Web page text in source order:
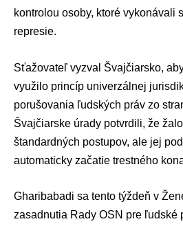
kontrolou osoby, ktoré vykonávali
represie.
Sťažovateľ vyzval Švajčiarsko,
využilo princíp univerzálnej
porušovania ľudských práv zo
Švajčiarske úrady potvrdili, že
štandardných postupov, ale jej
automaticky začatie trestného
Gharibabadi sa tento týždeň v
zasadnutia Rady OSN pre ľudské